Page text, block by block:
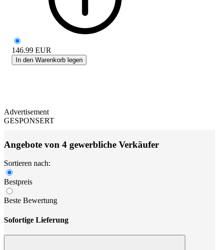
146.99 EUR
In den Warenkorb legen
Advertisement
GESPONSERT
Angebote von 4 gewerbliche Verkäufer
Sortieren nach:
Bestpreis
Beste Bewertung
Sofortige Lieferung